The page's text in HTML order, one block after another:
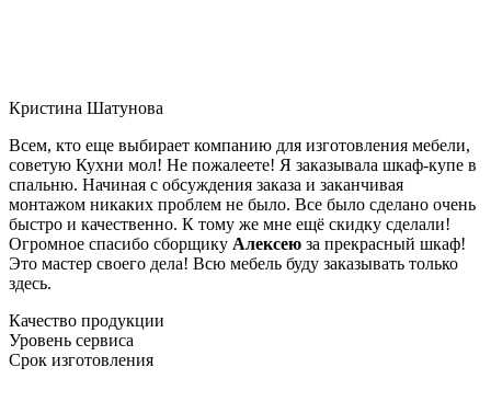
Кристина Шатунова
Всем, кто еще выбирает компанию для изготовления мебели,
советую Кухни мол! Не пожалеете! Я заказывала шкаф-купе в
спальню. Начиная с обсуждения заказа и заканчивая
монтажом никаких проблем не было. Все было сделано очень
быстро и качественно. К тому же мне ещё скидку сделали!
Огромное спасибо сборщику Алексею за прекрасный шкаф!
Это мастер своего дела! Всю мебель буду заказывать только
здесь.
Качество продукции
Уровень сервиса
Срок изготовления